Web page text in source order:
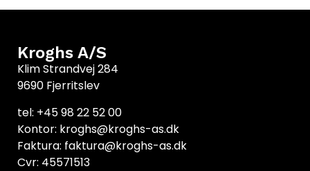
Kroghs A/S
Klim Strandvej 284
9690 Fjerritslev
tel: +45 98 22 52 00
Kontor: kroghs@kroghs-as.dk
Faktura: faktura@kroghs-as.dk
Cvr: 45571513